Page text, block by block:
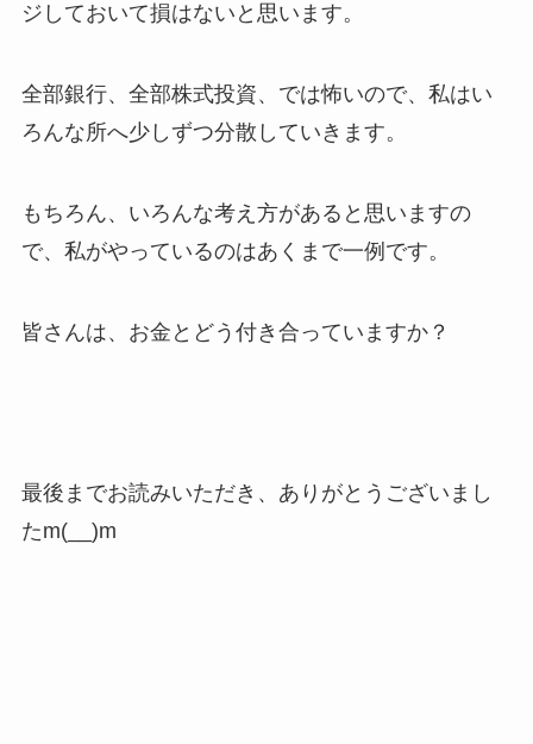
ジしておいて損はないと思います。
全部銀行、全部株式投資、では怖いので、私はい
ろんな所へ少しずつ分散していきます。
もちろん、いろんな考え方があると思いますの
で、私がやっているのはあくまで一例です。
皆さんは、お金とどう付き合っていますか？
最後までお読みいただき、ありがとうございまし
たm(__)m